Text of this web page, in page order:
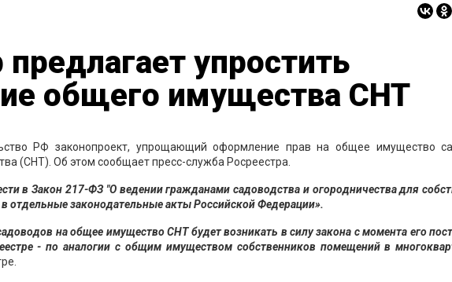
предлагает упростить
общего имущества СНТ
РФ законопроект, упрощающий оформление прав на общее имущество
(СНТ). Об этом сообщает пресс-служба Росреестра.
в Закон 217-ФЗ "О ведении гражданами садоводства и огородничества для
отдельные законодательные акты Российской Федерации».
на общее имущество СНТ будет возникать в силу закона с момента его
- по аналогии с общим имуществом собственников помещений в